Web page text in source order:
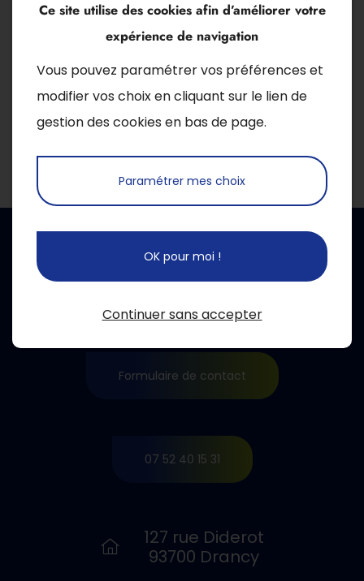
Se souvenir de moi
En cliquant sur le bouton ci-dessous, vous acceptez l'utilisation
de ces cookies.
J’ai oublié mon mot de passe
Formulaire de contact
07 52 40 15 31
127 rue Diderot
93700 Drancy
Ce site utilise des cookies afin d’améliorer votre
expérience de navigation
Vous pouvez paramétrer vos préférences et
modifier vos choix en cliquant sur le lien de
gestion des cookies en bas de page.
Paramétrer mes choix
OK pour moi !
Continuer sans accepter